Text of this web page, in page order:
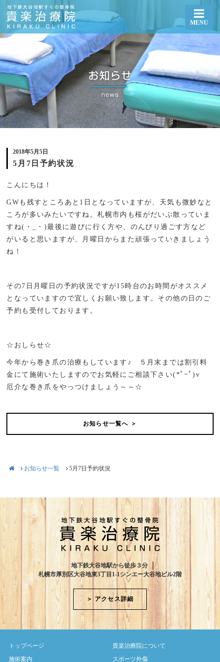
5月7日予約状況 | 札幌厚別区大谷地で整体・骨盤矯正なら貴楽治療院
MENU
2018年5月5日
5月7日予約状況
こんにちは！
GWも残すところあと1日となっていますが、天気も微妙なと
ころが多いみたいですね。札幌市内も桜がだいぶ散っていま
すね(・_・)最後に遊びに行く方や、のんびり過ごす方など
がいると思いますが、月曜日からまた頑張っていきましょう
ね！
その7日月曜日の予約状況ですが15時台のお時間がオススメ
となっていますので宜しくお願い致します。その他の日のご
予約も受付しております。
☆おしらせ☆
今年から巻き爪の治療もしています♪ ５月末までは割引料
金にて施術いたしますのでお気軽にご相談下さい(*ﾟｰﾟ)v
厄介な巻き爪をやっつけましょう～～☆
お知らせ一覧へ ＞
お知らせ一覧 5月7日予約状況
地下鉄大谷地駅から徒歩３分
札幌市厚別区大谷地東3丁目1-1シンエー大谷地ビル2階
＞ アクセス詳細
トップページ
貴楽治療院について
施術案内
スポーツ外傷